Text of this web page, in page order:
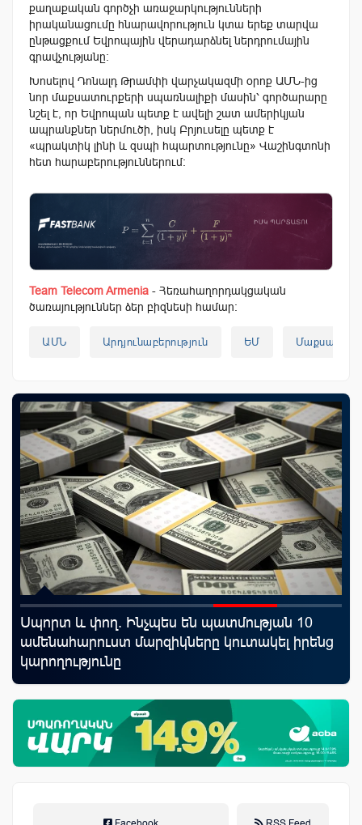
քաղաքական գործչի առաջարկությունների
իրականացումը հնարավորություն կտա երեք տարվա
ընթացքում Եվրոպային վերադարձնել ներդրումային
գրավչությանը:
Խոսելով Դոնալդ Թրամփի վարչակազմի օրոք ԱՄՆ-ից
նոր մաքսատուրքերի սպառնալիքի մասին՝ գործարարը
նշել է, որ Եվրոպան պետք է ավելի շատ ամերիկյան
ապրանքներ ներմուծի, իսկ Բրյուսելը պետք է
«պրակտիկ լինի և զսպի հպարտությունը» Վաշինգտոնի
հետ հարաբերություններում:
Team Telecom Armenia - Հեռահաղորդակցական
ծառայություններ ձեր բիզնեսի համար:
ԱՄՆ Արդյունաբերություն ԵՄ
Սպորտ և փող. Ինչպես են պատմության 10
ամենահարուստ մարզիկները կուտակել իրենց
կարողությունը